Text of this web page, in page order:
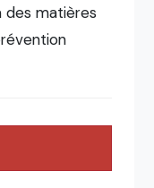
des matières